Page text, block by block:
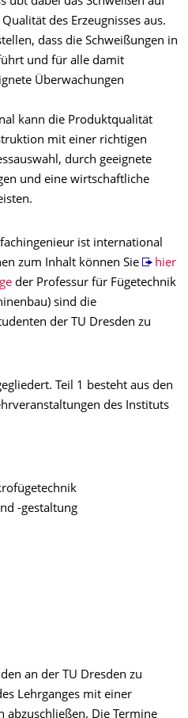
des Erzeugnisses aus.
dass die Schweißungen in
und für alle damit
Überwachungen
kann die Produktqualität
mit einer richtigen
durch geeignete
und eine wirtschaftliche
ist international
zum Inhalt können Sie
hier
der Professur für Fügetechnik
sind die
der TU Dresden zu
Teil 1 besteht aus den
des Instituts
-gestaltung
an der TU Dresden zu
Lehrganges mit einer
abzuschließen. Die Termine